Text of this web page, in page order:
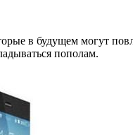
в будущем могут
пополам.